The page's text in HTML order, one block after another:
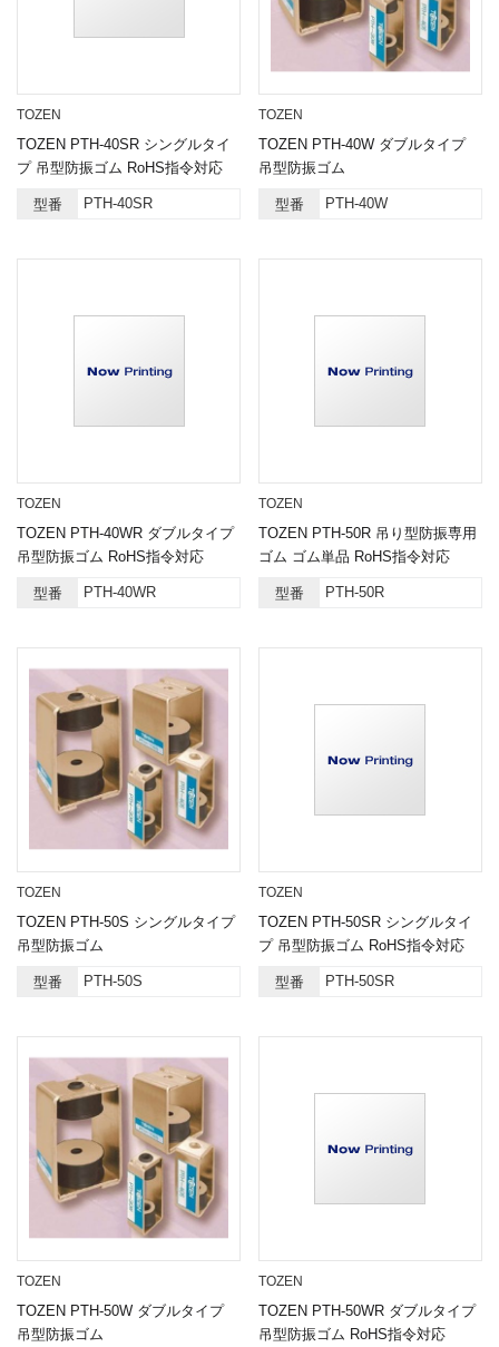
TOZEN
TOZEN PTH-40SR シングルタイ
プ 吊型防振ゴム RoHS指令対応
型番 PTH-40SR
TOZEN
TOZEN PTH-40W ダブルタイプ
吊型防振ゴム
型番 PTH-40W
TOZEN
TOZEN PTH-40WR ダブルタイプ
吊型防振ゴム RoHS指令対応
型番 PTH-40WR
TOZEN
TOZEN PTH-50R 吊り型防振専用
ゴム ゴム単品 RoHS指令対応
型番 PTH-50R
TOZEN
TOZEN PTH-50S シングルタイプ
吊型防振ゴム
型番 PTH-50S
TOZEN
TOZEN PTH-50SR シングルタイ
プ 吊型防振ゴム RoHS指令対応
型番 PTH-50SR
TOZEN
TOZEN PTH-50W ダブルタイプ
吊型防振ゴム
TOZEN
TOZEN PTH-50WR ダブルタイプ
吊型防振ゴム RoHS指令対応